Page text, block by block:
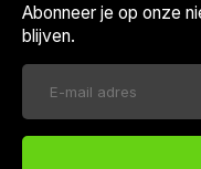
Abonneer je op onze
blijven.